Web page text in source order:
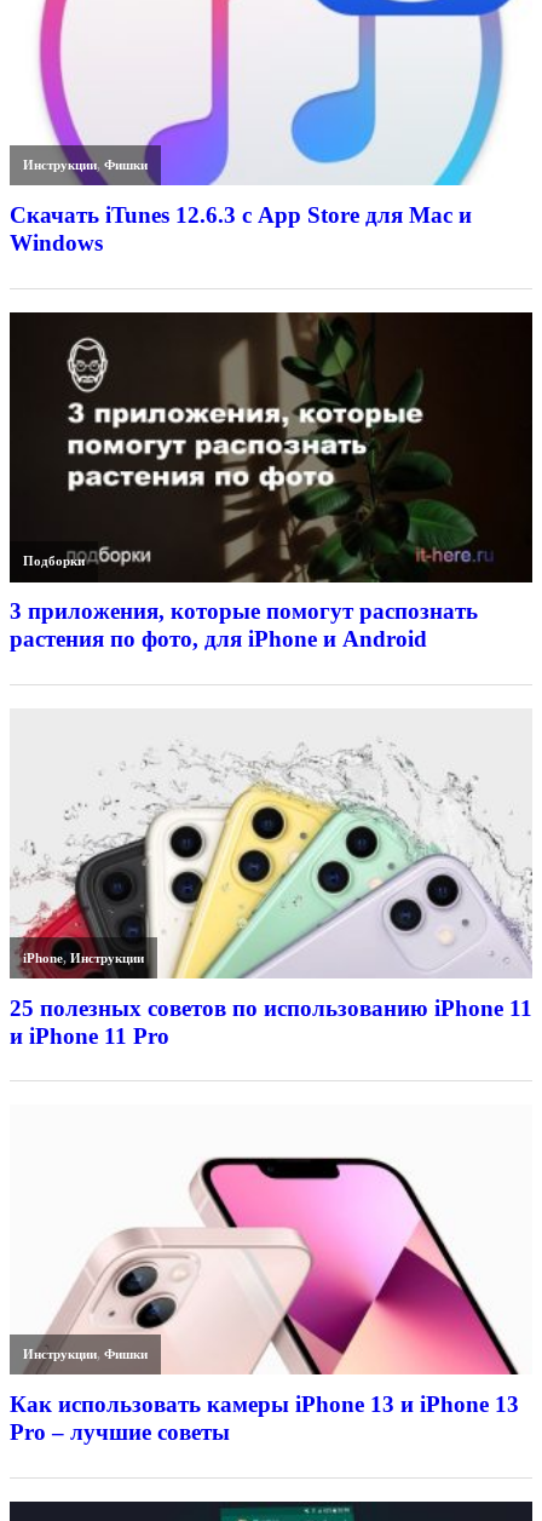
Инструкции,Фишки
Скачать iTunes 12.6.3 с App Store для Mac и
Windows
Подборки
3 приложения, которые помогут распознать
растения по фото, для iPhone и Android
iPhone,Инструкции
25 полезных советов по использованию iPhone 11
и iPhone 11 Pro
Инструкции,Фишки
Как использовать камеры iPhone 13 и iPhone 13
Pro – лучшие советы